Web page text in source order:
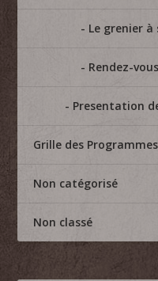
Le grenier à
Rendez-
Presentation
Grille des Programmes
Non catégorisé
Non classé